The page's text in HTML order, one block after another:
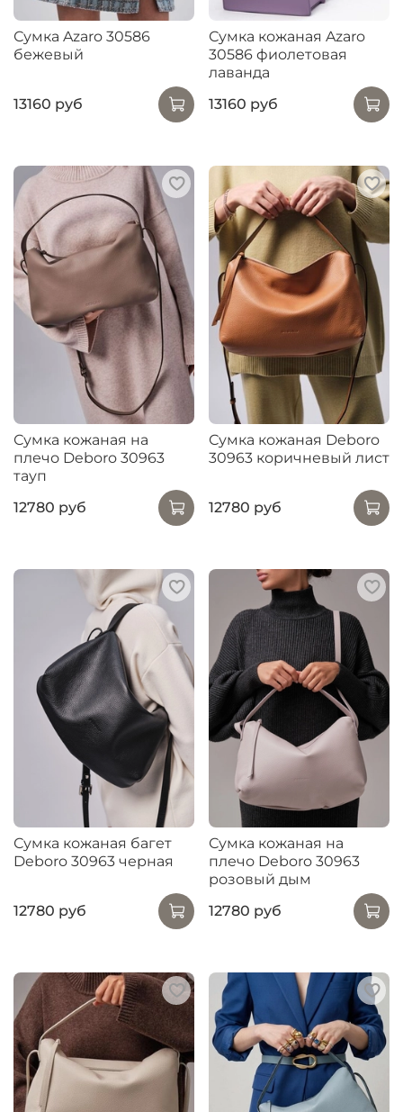
Сумка Azaro 30586
бежевый
13160 руб
Сумка кожаная Azaro
30586 фиолетовая
лаванда
13160 руб
Сумка кожаная на
плечо Deboro 30963
тауп
12780 руб
Сумка кожаная Deboro
30963 коричневый лист
12780 руб
Сумка кожаная багет
Deboro 30963 черная
12780 руб
Сумка кожаная на
плечо Deboro 30963
розовый дым
12780 руб